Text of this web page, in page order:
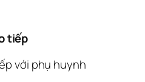
tiếp
với phụ huynh